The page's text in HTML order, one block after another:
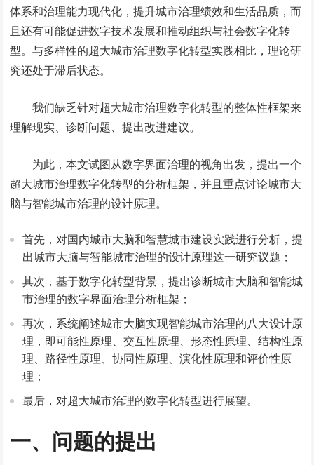
体系和治理能力现代化，提升城市治理绩效和生活品质，而
且还有可能促进数字技术发展和推动组织与社会数字化转
型。与多样性的超大城市治理数字化转型实践相比，理论研
究还处于滞后状态。
我们缺乏针对超大城市治理数字化转型的整体性框架来
理解现实、诊断问题、提出改进建议。
为此，本文试图从数字界面治理的视角出发，提出一个
超大城市治理数字化转型的分析框架，并且重点讨论城市大
脑与智能城市治理的设计原理。
首先，对国内城市大脑和智慧城市建设实践进行分析，提
出城市大脑与智能城市治理的设计原理这一研究议题；
其次，基于数字化转型背景，提出诊断城市大脑和智能城
市治理的数字界面治理分析框架；
再次，系统阐述城市大脑实现智能城市治理的八大设计原
理，即可能性原理、交互性原理、形态性原理、结构性原
理、路径性原理、协同性原理、演化性原理和评价性原
理；
最后，对超大城市治理的数字化转型进行展望。
一、问题的提出